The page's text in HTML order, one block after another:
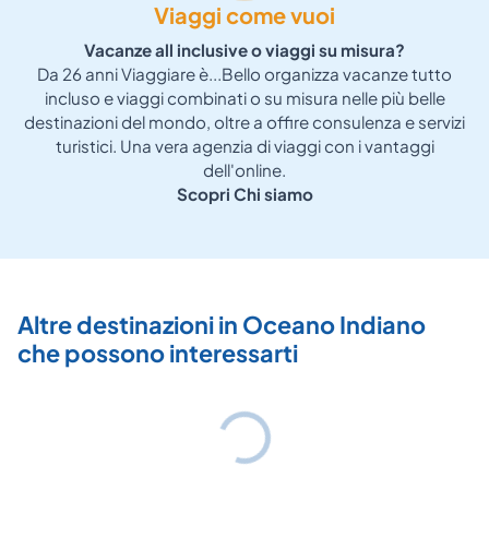
Viaggi come vuoi
Vacanze all inclusive o viaggi su misura?
Da 26 anni Viaggiare è...Bello organizza vacanze tutto
incluso e viaggi combinati o su misura nelle più belle
destinazioni del mondo, oltre a offire consulenza e servizi
turistici. Una vera agenzia di viaggi con i vantaggi
dell'online.
Scopri Chi siamo
Altre destinazioni in Oceano Indiano
che possono interessarti